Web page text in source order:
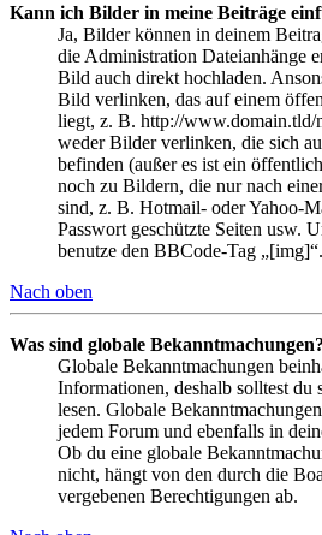
Kann ich Bilder in meine Beiträge
Ja, Bilder können in deinem
die Administration Dateianhänge
Bild auch direkt hochladen.
Bild verlinken, das auf einem
liegt, z. B. http://
weder Bilder verlinken, die sich
befinden (außer es ist ein
noch zu Bildern, die nur nach
sind, z. B. Hotmail- oder Yahoo-
Passwort geschützte Seiten usw.
benutze den BBCode-Tag „[img]“.
Nach oben
Was sind globale Bekanntmachungen?
Globale Bekanntmachungen
Informationen, deshalb solltest du
lesen. Globale
jedem Forum und ebenfalls in
Ob du eine globale
nicht, hängt von den durch die
vergebenen Berechtigungen ab.